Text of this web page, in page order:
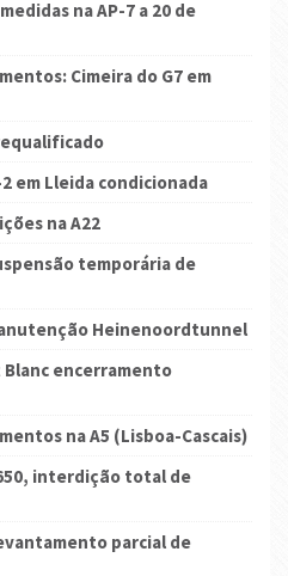
na AP-7 a 20 de
Cimeira do G7 em
2 em Lleida condicionada
na A22
temporária de
Heinenoordtunnel
Blanc encerramento
na A5 (Lisboa-Cascais)
interdição total de
parcial de